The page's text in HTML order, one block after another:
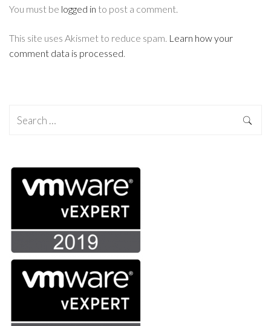
You must be logged in to post a comment.
This site uses Akismet to reduce spam. Learn how your
comment data is processed.